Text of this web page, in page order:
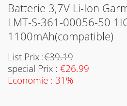
Batterie 3,7V Li-Ion
LMT-S-361-00056-50
1100mAh(compatible)
List Prix :€39.19
special Prix : €26.99
Economie : 31%